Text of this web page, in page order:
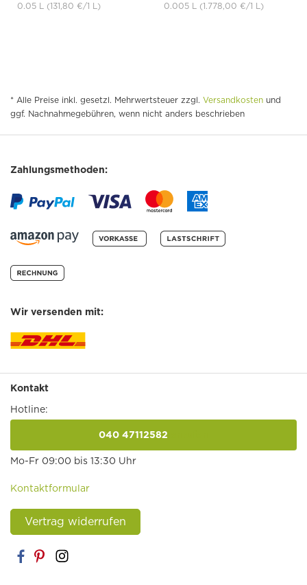
0.05 L (131,80 €/1 L) 0.005 L (1.778,00 €/1 L)
* Alle Preise inkl. gesetzl. Mehrwertsteuer zzgl. Versandkosten und
ggf. Nachnahmegebühren, wenn nicht anders beschrieben
Zahlungsmethoden:
Wir versenden mit:
Kontakt
Hotline:
040 47112582
Mo-Fr 09:00 bis 13:30 Uhr
Kontaktformular
Vertrag widerrufen